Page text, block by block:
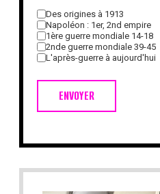
ENVOYER
Des origines à 1913
Napoléon : 1er, 2nd empire
1ère guerre mondiale 14-18
2nde guerre mondiale 39-45
L'après-guerre à aujourd'hui